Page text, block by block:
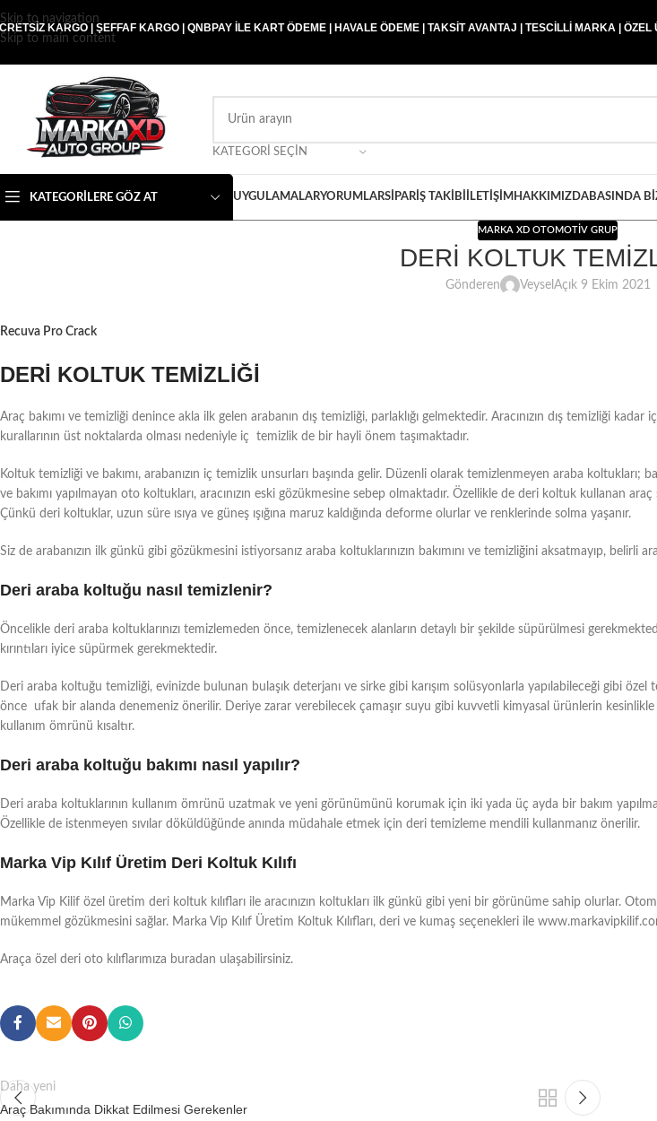
Skip to navigation
Skip to main content
KARGO | ŞEFFAF KARGO | QNBPAY İLE KART ÖDEME | HAVALE ÖDEME | TAKSİT AVANTAJ | TESCİLLİ MARKA | ÖZEL
KATEGORI SEÇIN
KATEGORILERE GÖZ AT UYGULAMALARYORUMLARSIPARIŞ TAKIBI İLETIŞIM HAKKIMIZDABASINDA
MARKA XD OTOMOTIV GRUP
DERİ KOLTUK
Gönderen Veysel Açık 9 Ekim 2021
Recuva Pro Crack
DERİ KOLTUK TEMİZLİĞİ
Araç bakımı ve temizliği denince akla ilk gelen arabanın dış temizliği, parlaklığı gelmektedir. Aracınızın dış temizliği
kurallarının üst noktalarda olması nedeniyle iç temizlik de bir hayli önem taşımaktadır.
Koltuk temizliği ve bakımı, arabanızın iç temizlik unsurları başında gelir. Düzenli olarak temizlenmeyen araba koltukları;
ve bakımı yapılmayan oto koltukları, aracınızın eski gözükmesine sebep olmaktadır. Özellikle de deri koltuk kullanan
Çünkü deri koltuklar, uzun süre ısıya ve güneş ışığına maruz kaldığında deforme olurlar ve renklerinde solma yaşanır.
Siz de arabanızın ilk günkü gibi gözükmesini istiyorsanız araba koltuklarınızın bakımını ve temizliğini aksatmayıp, belirli
Deri araba koltuğu nasıl temizlenir?
Öncelikle deri araba koltuklarınızı temizlemeden önce, temizlenecek alanların detaylı bir şekilde süpürülmesi
kırıntıları iyice süpürmek gerekmektedir.
Deri araba koltuğu temizliği, evinizde bulunan bulaşık deterjanı ve sirke gibi karışım solüsyonlarla yapılabileceği gibi özel
önce ufak bir alanda denemeniz önerilir. Deriye zarar verebilecek çamaşır suyu gibi kuvvetli kimyasal ürünlerin
kullanım ömrünü kısaltır.
Deri araba koltuğu bakımı nasıl yapılır?
Deri araba koltuklarının kullanım ömrünü uzatmak ve yeni görünümünü korumak için iki yada üç ayda bir bakım
Özellikle de istenmeyen sıvılar döküldüğünde anında müdahale etmek için deri temizleme mendili kullanmanız önerilir.
Marka Vip Kılıf Üretim Deri Koltuk Kılıfı
Marka Vip Kilif özel üretim deri koltuk kılıfları ile aracınızın koltukları ilk günkü gibi yeni bir görünüme sahip olurlar.
mükemmel gözükmesini sağlar. Marka Vip Kılıf Üretim Koltuk Kılıfları, deri ve kumaş seçenekleri ile
Araça özel deri oto kılıflarımıza buradan ulaşabilirsiniz.
Daha yeni
Araç Bakımında Dikkat Edilmesi Gerekenler